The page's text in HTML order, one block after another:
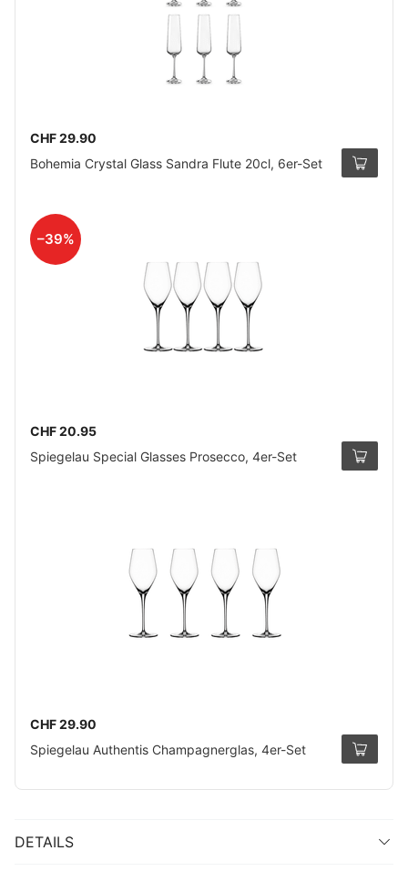
CHF 29.90
Bohemia Crystal Glass Sandra Flute 20cl, 6er-Set
–39%
CHF 20.95
Spiegelau Special Glasses Prosecco, 4er-Set
CHF 29.90
Spiegelau Authentis Champagnerglas, 4er-Set
DETAILS